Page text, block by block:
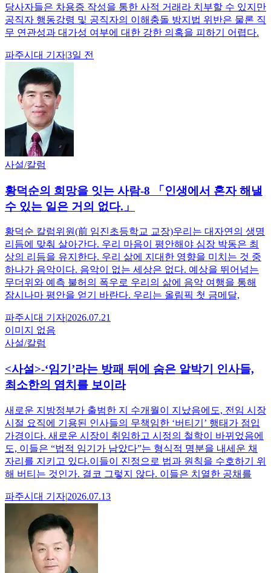
당사자들은 차용증 작성을 통한 사적 거래라 치부할 수 있지만
공직자 행동강령 및 공직자의 이해충돌 방지법 위반은 물론 직
무 연관성과 대가성 여부에 대한 강한 의혹을 피하기 어렵다.
파주시대 기자|3일 전
사설/칼럼
황덕순의 희망을 잇는 사람-8 「인생에서 혼자 해낼
수 있는 일은 거의 없다.」
황덕순 칼럼위원(前 임진초등학교 교장)우리는 대자연의 생명
리듬에 맞춰 살아간다. 우리 마음이 평안해야 심장 박동은 최
상의 리듬을 유지한다. 우리 삶에 지대한 영향을 미치는 것 중
하나가 음악이다. 음악이 없는 세상은 없다. 예상을 뛰어넘는
무더위와 예측 불허의 폭우로 우리의 삶에 음악 여행을 통해
잠시나마 평안을 얻기 바란다. 우리는 올림픽 첫 금메달,
파주시대 기자|2026.07.21
이미지 없음
사설/칼럼
<사설>-‘임기’라는 방패 뒤에 숨은 알박기 인사들,
최소한의 염치를 보이라
새로운 지방정부가 출범한 지 수개월이 지났음에도, 전임 시장
시절 요직에 기용된 인사들의 무책임한 ‘버티기’ 행태가 점입
가경이다. 새로운 시장이 취임하고 시정의 철학이 바뀌었음에
도, 이들은 “법적 임기가 남았다”는 형식적 명분을 내세운 채
자리를 지키고 있다.이들이 진정으로 법과 원칙을 수호하기 위
해 버티는 것인가. 결코 그렇지 않다. 이들은 치열한 공채를
파주시대 기자|2026.07.13